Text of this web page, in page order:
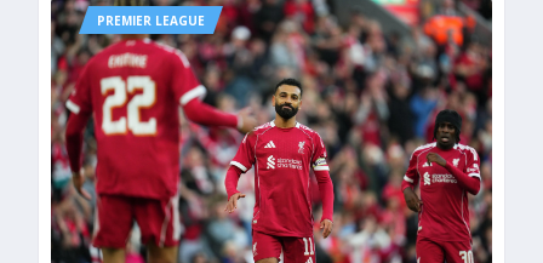
PREMIER LEAGUE